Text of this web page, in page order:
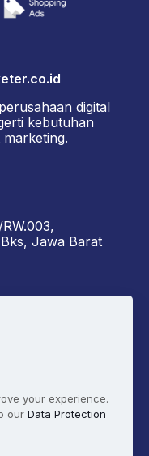
digital
kebutuhan
Jawa Barat
your experience.
our Data Protection